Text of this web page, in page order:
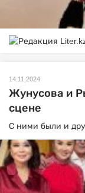
14.11.2024
Жунусова и
сцене
С ними были и